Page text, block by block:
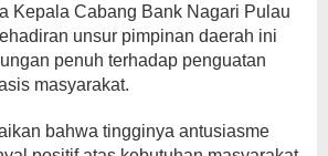
Kepala Cabang Bank Nagari Pulau
unsur pimpinan daerah ini
penuh terhadap penguatan
masyarakat.
bahwa tingginya antusiasme